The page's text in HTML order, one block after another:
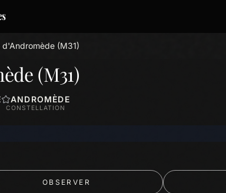
d'Andromède (M31)
(M31)
ANDROMÈDE
CONSTELLATION
OBSERVER